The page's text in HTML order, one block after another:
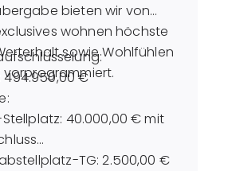
bieten wir von
wohnen höchste
sowie Wohlfühlen
494.950,00 €
40.000,00 € mit
TG: 2.500,00 €